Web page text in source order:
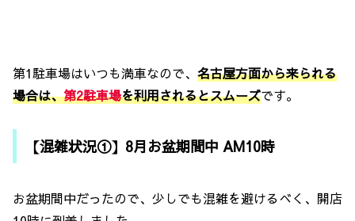
第1駐車場はいつも満車なので、 名古屋方面から来られる
場合は、第2駐車場を利用されるとスムーズです。
【混雑状況①】8月お盆期間中 AM10時
お盆期間中だったので、少しでも混雑を避けるべく、開店